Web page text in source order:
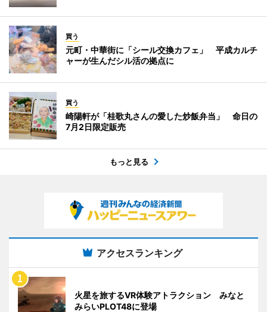
買う
元町・中華街に「シール交換カフェ」 平成カルチ
ャーが生んだシル活の拠点に
買う
崎陽軒が「桂歌丸さんの愛した炒飯弁当」 命日の
7月2日限定販売
もっと見る
アクセスランキング
火星を旅するVR体験アトラクション みなと
みらいPLOT48に登場